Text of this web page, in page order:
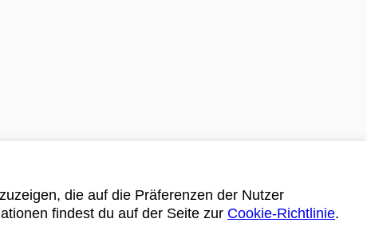
die auf die Präferenzen der Nutzer
findest du auf der Seite zur Cookie-Richtlinie.